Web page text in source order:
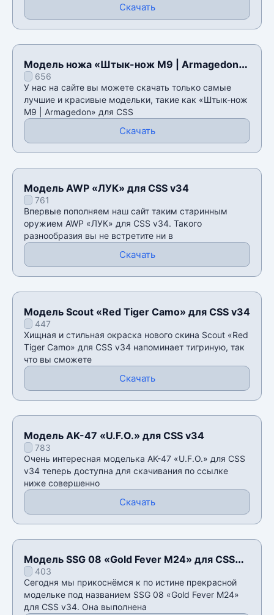
Скачать
Модель ножа «Штык-нож M9 | Armagedon»
для CSS v34
656
У нас на сайте вы можете скачать только самые
лучшие и красивые модельки, такие как «Штык-нож
M9 | Armagedon» для CSS
Скачать
Модель AWP «ЛУК» для CSS v34
761
Впервые пополняем наш сайт таким старинным
оружием AWP «ЛУК» для CSS v34. Такого
разнообразия вы не встретите ни в
Скачать
Модель Scout «Red Tiger Camo» для CSS v34
447
Хищная и стильная окраска нового скина Scout «Red
Tiger Camo» для CSS v34 напоминает тигриную, так
что вы сможете
Скачать
Модель AK-47 «U.F.O.» для CSS v34
783
Очень интересная моделька AK-47 «U.F.O.» для CSS
v34 теперь доступна для скачивания по ссылке
ниже совершенно
Скачать
Модель SSG 08 «Gold Fever M24» для CSS
v34403
Сегодня мы прикоснёмся к по истине прекрасной
модельке под названием SSG 08 «Gold Fever M24»
для CSS v34. Она выполнена